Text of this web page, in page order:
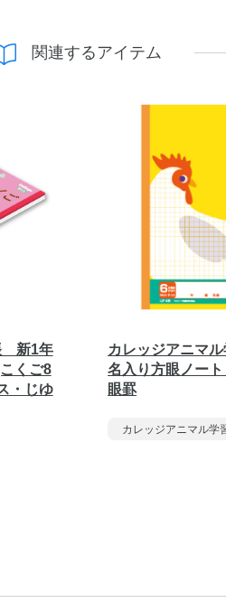
関連するアイテム
新1年
くご8
・じゆ
カレッジアニマ
名入り方眼ノー
眼罫
カレッジアニマル学